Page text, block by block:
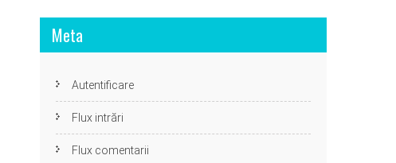
Meta
Autentificare
Flux intrări
Flux comentarii